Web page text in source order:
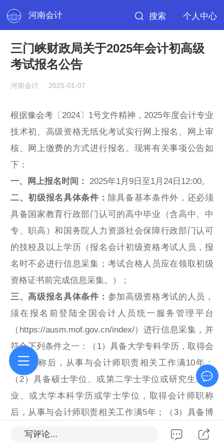
河南会计 搜索 个人中心
三门峡财政局关于2025年会计初高级
考试报名公告
河南会计 2025-01-07
根据豫会考〔2024〕1号文件精神，2025年度会计专业
技术初、高级资格无纸化考试实行网上报名、网上审
核、网上缴费的方式进行报名。现将有关事项公告如
下：
一、网上报名时间：
2025年1月9日至1月24日12:00。
二、初级报名具体条件： 除具备基本条件外，还必须
具备国家教育行政部门认可的高中毕业（含高中、中
专、职高）和国务院人力资源社会保障行政部门认可
的技校及以上学历（报名会计初级资格考试人员，报
名时不必进行信息采集 ；考试合格人员应在领取初级
资格证书前完成信息采集。）；
三、高级报名具体条件： 参加高级资格考试的人员，
须在报名前登陆全国会计人员统一服务管理平台
（https://ausm.mof.gov.cn/index/）进行信息采集，并
符合下列条件之一：（1）具备大学专科学历，取得会
计师职称后，从事与会计师职责相关工作满10年；
（2）具备硕士学位、或第二学士学位或研究生班毕
业、或大学本科学历或学士学位，取得会计师职称
后，从事与会计师职责相关工作满5年；（3）具备博
士学位，取得会计师职称后，从事与会计师职责相关
写评论...